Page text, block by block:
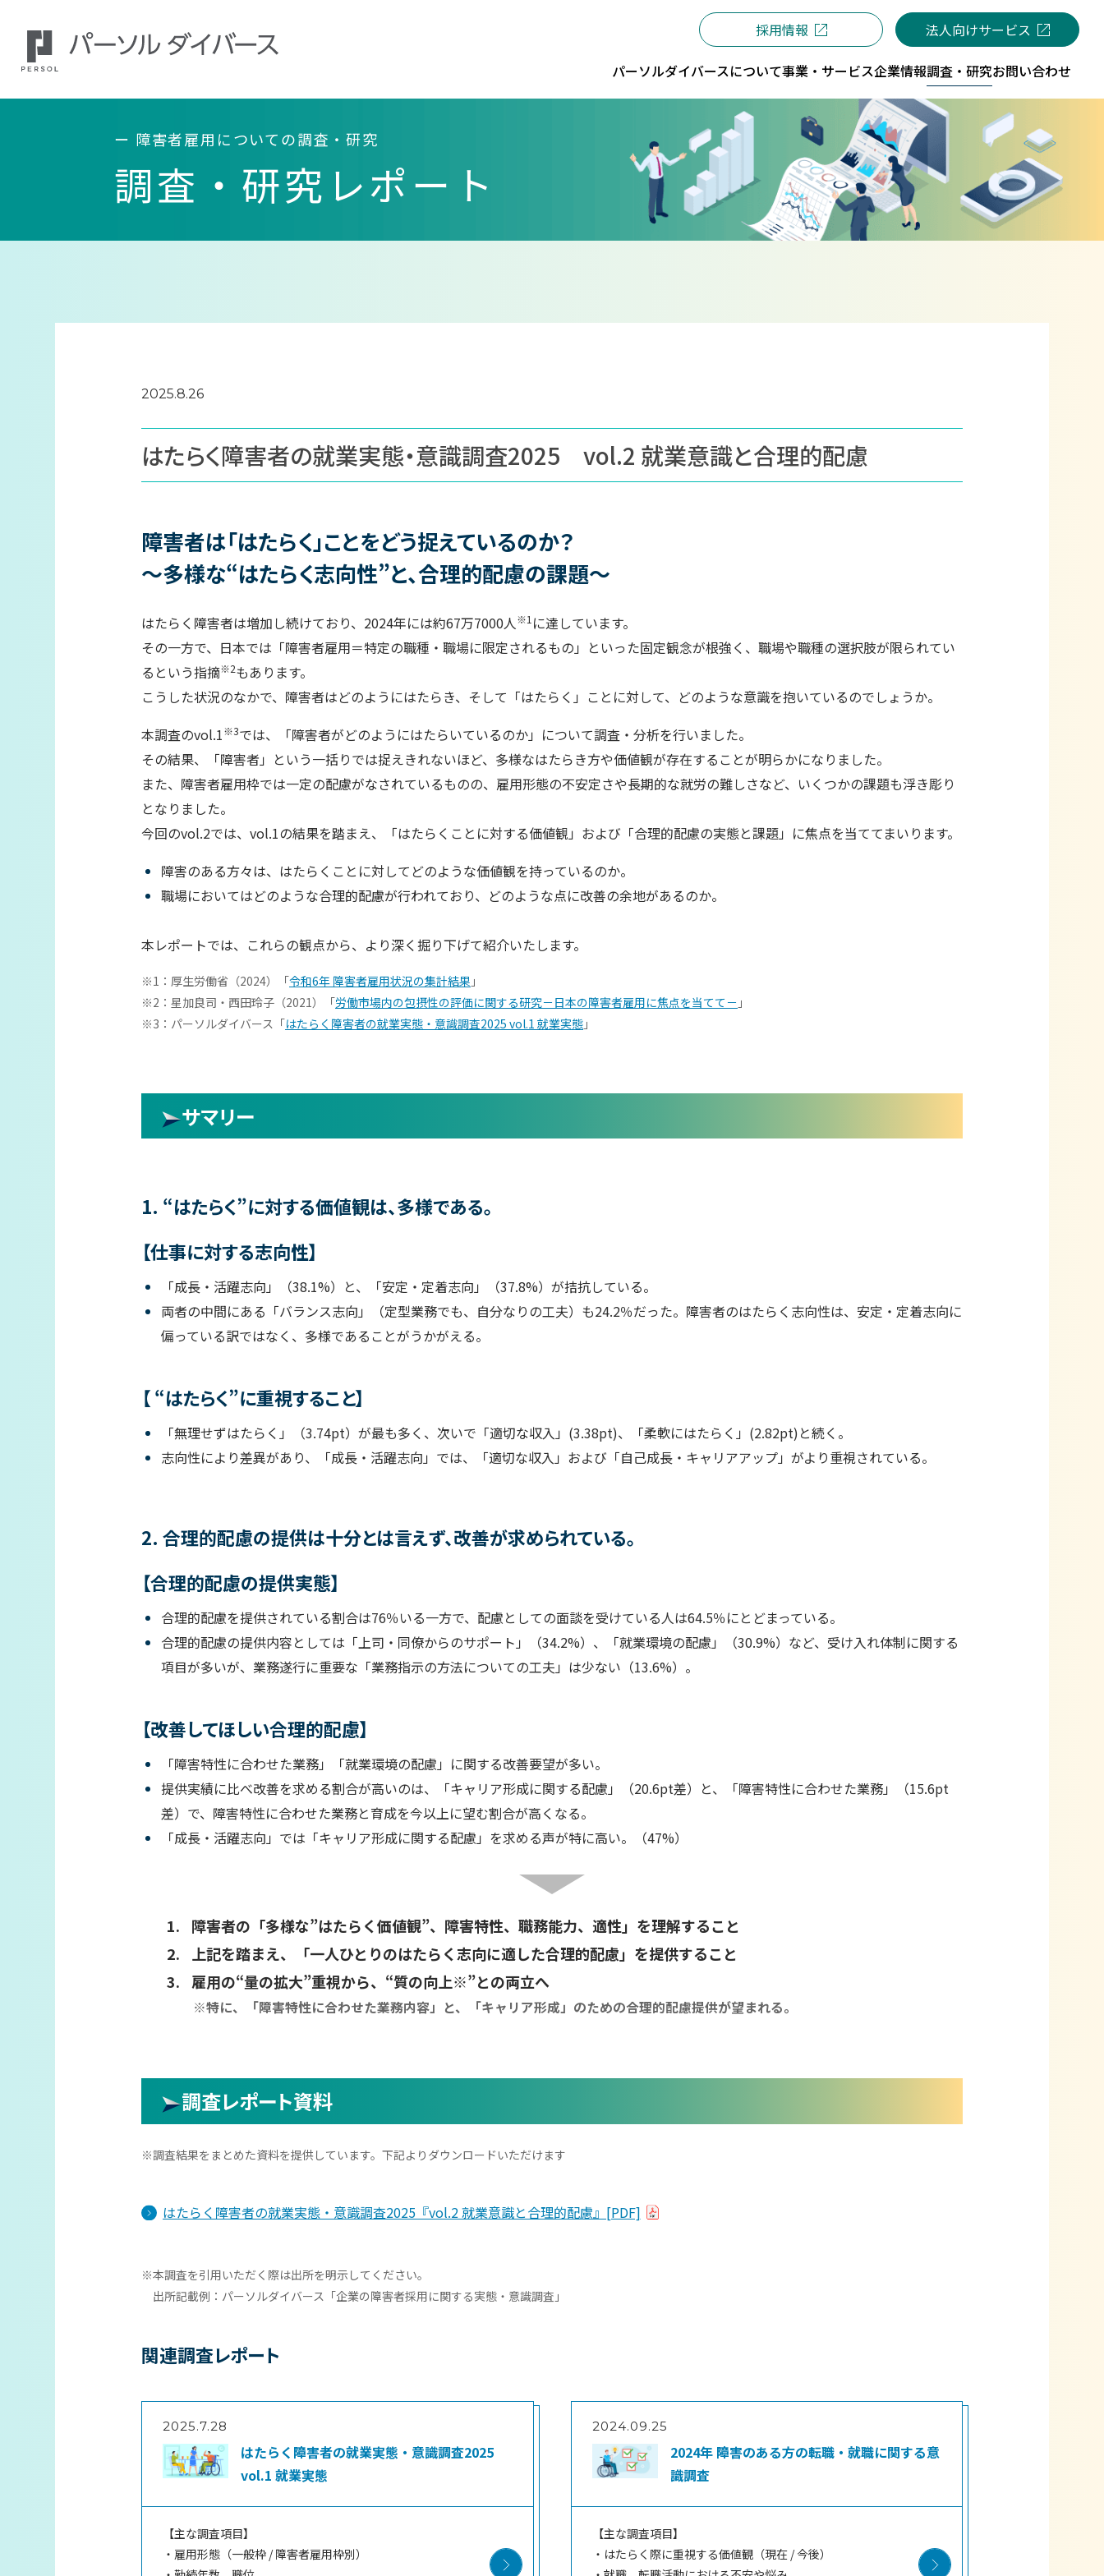
パーソルダイバースについて事業・サービス企業情報調査・研究お問い合わせ
採用情報 法人向けサービス
障害者雇用についての調査・研究
調査・研究レポート
2025.8.26
はたらく障害者の就業実態・意識調査2025 vol.2 就業意識と合理的配慮
障害者は「はたらく」ことをどう捉えているのか？
～多様な“はたらく志向性”と、合理的配慮の課題～
はたらく障害者は増加し続けており、2024年には約67万7000人※1 に達しています。
その一方で、日本では「障害者雇用＝特定の職種・職場に限定されるもの」といった固定観念が根強く、職場や職種の選択肢が限られてい
るという指摘※2もあります。
こうした状況のなかで、障害者はどのようにはたらき、そして「はたらく」ことに対して、どのような意識を抱いているのでしょうか。
本調査のvol.1※3では、「障害者がどのようにはたらいているのか」について調査・分析を行いました。
その結果、「障害者」という一括りでは捉えきれないほど、多様なはたらき方や価値観が存在することが明らかになりました。
また、障害者雇用枠では一定の配慮がなされているものの、雇用形態の不安定さや長期的な就労の難しさなど、いくつかの課題も浮き彫り
となりました。
今回のvol.2では、vol.1の結果を踏まえ、「はたらくことに対する価値観」および「合理的配慮の実態と課題」に焦点を当ててまいります。
障害のある方々は、はたらくことに対してどのような価値観を持っているのか。
職場においてはどのような合理的配慮が行われており、どのような点に改善の余地があるのか。
本レポートでは、これらの観点から、より深く掘り下げて紹介いたします。
※1：厚生労働省（2024）「令和6年 障害者雇用状況の集計結果 」
※2：星加良司・西田玲子（2021）「労働市場内の包摂性の評価に関する研究－日本の障害者雇用に焦点を当てて－ 」
※3：パーソルダイバース「はたらく障害者の就業実態・意識調査2025 vol.1 就業実態 」
サマリー
1. “はたらく”に対する価値観は、多様である。
【仕事に対する志向性】
「成長・活躍志向」（38.1%）と、「安定・定着志向」（37.8%）が拮抗している。
両者の中間にある「バランス志向」（定型業務でも、自分なりの工夫）も24.2％だった。障害者のはたらく志向性は、安定・定着志向に
偏っている訳ではなく、多様であることがうかがえる。
【 “はたらく”に重視すること】
「無理せずはたらく」（3.74pt）が最も多く、次いで「適切な収入」(3.38pt)、「柔軟にはたらく」(2.82pt)と続く。
志向性により差異があり、「成長・活躍志向」では、「適切な収入」および「自己成長・キャリアアップ」がより重視されている。
2. 合理的配慮の提供は十分とは言えず、改善が求められている。
【合理的配慮の提供実態】
合理的配慮を提供されている割合は76％いる一方で、配慮としての面談を受けている人は64.5％にとどまっている。
合理的配慮の提供内容としては「上司・同僚からのサポート」（34.2%）、「就業環境の配慮」（30.9%）など、受け入れ体制に関する
項目が多いが、業務遂行に重要な「業務指示の方法についての工夫」は少ない（13.6%）。
【改善してほしい合理的配慮】
「障害特性に合わせた業務」「就業環境の配慮」に関する改善要望が多い。
提供実績に比べ改善を求める割合が高いのは、「キャリア形成に関する配慮」（20.6pt差）と、「障害特性に合わせた業務」（15.6pt
差）で、障害特性に合わせた業務と育成を今以上に望む割合が高くなる。
「成長・活躍志向」では「キャリア形成に関する配慮」を求める声が特に高い。（47%）
障害者の「多様な”はたらく価値観”、障害特性、職務能力、適性」を理解すること
上記を踏まえ、「一人ひとりのはたらく志向に適した合理的配慮」を提供すること
雇用の“量の拡大”重視から、“質の向上※”との両立へ
※特に、「障害特性に合わせた業務内容」と、「キャリア形成」のための合理的配慮提供が望まれる。
調査レポート資料
※調査結果をまとめた資料を提供しています。下記よりダウンロードいただけます
はたらく障害者の就業実態・意識調査2025『vol.2 就業意識と合理的配慮』[PDF]
※本調査を引用いただく際は出所を明示してください。
出所記載例：パーソルダイバース「企業の障害者採用に関する実態・意識調査」
関連調査レポート
2025.7.28
はたらく障害者の就業実態・意識調査2025
vol.1 就業実態
【主な調査項目】
・雇用形態（一般枠 / 障害者雇用枠別）
2024.09.25
2024年 障害のある方の転職・就職に関する意
識調査
【主な調査項目】
・はたらく際に重視する価値観（現在 / 今後）